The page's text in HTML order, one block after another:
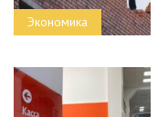
Экономика